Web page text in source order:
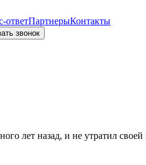
ответПартнерыКонтакты
звонок
лет назад, и не утратил